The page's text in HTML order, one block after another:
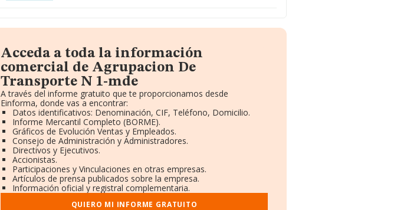
Acceda a toda la información
comercial de Agrupacion De
Transporte N 1-mde
A través del informe gratuito que te proporcionamos desde
Einforma, donde vas a encontrar:
Datos identificativos: Denominación, CIF, Teléfono, Domicilio.
Informe Mercantil Completo (BORME).
Gráficos de Evolución Ventas y Empleados.
Consejo de Administración y Administradores.
Directivos y Ejecutivos.
Accionistas.
Participaciones y Vinculaciones en otras empresas.
Artículos de prensa publicados sobre la empresa.
Información oficial y registral complementaria.
QUIERO MI INFORME GRATUITO